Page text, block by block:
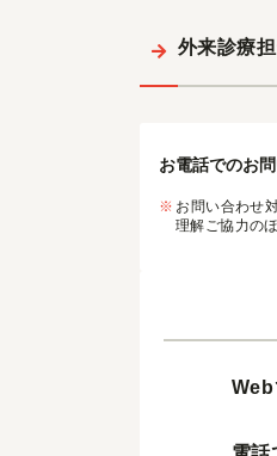
外来診療
お電話でのお
※ お問い合わせ
理解ご協力の